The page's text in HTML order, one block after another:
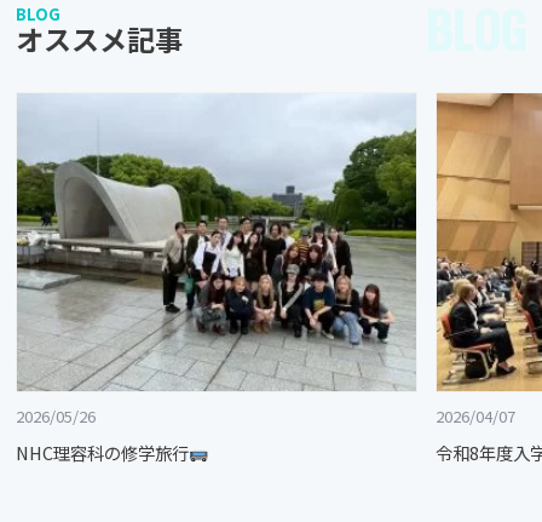
BLOG
オススメ記事
2026/05/26
NHC理容科の修学旅行
2026/04/07
令和8年度入